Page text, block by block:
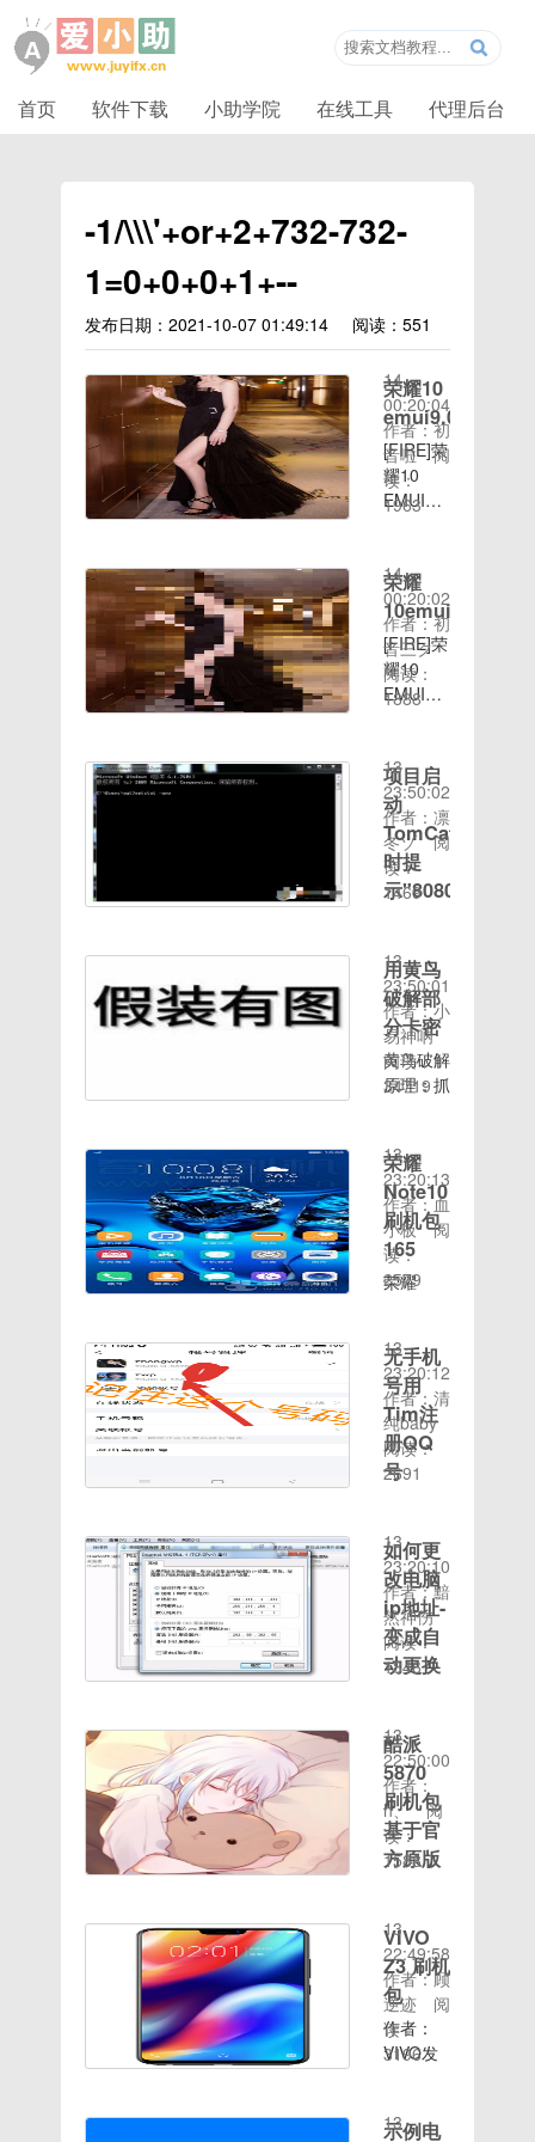
首页 软件下载 小助学院 在线工具 代理后台
-1/\\\'+or+2+732-732-
1=0+0+0+1+--
发布日期：2021-10-07 01:49:14 阅读：551
荣耀10
emui9.0
[FIRE]荣
耀10
EMUI9.0
WIFI查
看高速下
载普通下
载安卓版
本：9.0
作者：残
型：
EMUIROM
大小：
2076.40MB
发布时
间：
01-05适
用机型：
华为荣耀
10（EMUI
9.0）链
接:
内容后打
开百度网
盘手机
App，操
作更方便
哦 ROM
先解锁关
闭手机查
找功能，
退出华为
账号 基
于官方
制作.请
必须基于
同版本底
层刷入
（先按官
方教程升
同版本之
后再刷）
精简官方
无用的软
件和库文
件 保留
时间：
2020-08-
14
00:20:04
作者：初
音啦
阅
读：
1963
荣耀
10emui9.0
[FIRE]荣
耀10
EMUI9.0
WIFI查
看高速下
载普通下
载安卓版
本：9.0
作者：残
型：
EMUIROM
大小：
2076.40MB
发布时
间：
01-05适
用机型：
华为荣耀
10（EMUI
9.0）
8.0/10分
链接:
复制这段
内容后打
开百度网
盘手机
App，操
作更方便
前请务必
先解锁关
闭手机查
找功能，
退出华为
账号 基
184版本
制作.请
必须基于
同版本底
层刷入
（先按官
级到官方
同版本之
后再刷）
精简官方
无用的软
件
14
00:20:02
作者：初
音三ク
阅读：
1888
项目启
动
TomCat
时提
示"8080
Win7做
JAVA项
目启动
TomCat
时提
用"的解
决方法编
辑：
Winwin7
时间：
2020-
不知道做
java项目
的小伙伴
们有没有
遇到过
win7系
TomCat
时出
现“8080
端口被占
用”的提
示，这里
TomCat
显示的又
是未启动
状态的问
题。那么
要怎么解
实我们只
需要通过
命令行查
看PID再
通过PID
关闭服务
小编就带
13
23:50:02
作者：凛
冬ゾ
阅
读：
1469
用黄鸟
破解部
分卡密
黄鸟破解
原理：抓
之类的改
32位数
字就可
以，
false改
true，乱
进制，或
者编码器
解密再去
注入。有
些软件加
密了，需
进制去破
解[滑稽]
[滑稽][滑
稽]附上
免root一
套（无需
点击左上
角三条
杠;设置;
选择目标
应用;搜
索符号灵
搜索结
果;然后
返回到这
个界面为
了避免抓
到过多不
据我们选
13
23:50:01
作者：小
易神呐
阅读：
34719
荣耀
Note10
刷机包
165
荣耀
165 应用
冻结
WIFI查
看 流畅
实用安卓
版本：
型：
EMUIROM
大小：
2650.22MB
适用机
型：华为
(RVL-
AL09)ROM
介绍
【ROM
详情】刷
机前请务
功能，退
出华为账
号 解锁
手机基于
官方165
版本制
入精简官
13
23:20:13
作者：血
小板
阅
读：
2579
无手机
号用
Tim注
册QQ
号
[玫瑰][玫
瑰]教程
开始1首
先下载好
必要软件
Timhttp://t.cn/
使用微信
登录 登
录进入
【我的】
右上角
【设
理】3可
以看到
Tim账
号：如图
后面的就
是自己注
来）4再
时间：
13
23:20:12
作者：清
纯baby
阅读：
2691
如何更
改电脑
ip地址-
变成自
动更换
我们知道
每次电脑
开机上网
都会自动
获取电脑
ip地址
伴工作需
要固定ip
地址，方
便共享文
件和监控
浏览的事
电脑ip地
13
23:20:10
作者：黯
然神伤
阅读：
1846
酷派
5870
刷机包
基于官
方原版
UI类型：
官方
ROM大
小：
266.00MB
2015-
13
22:50:00
作者：
h、
阅
读：
1588
VIVO
Z3 刷机
包
作者：
VIVO发
03-06
13
22:49:58
作者：顾
逆迹
阅
读：
3196
示例电
13